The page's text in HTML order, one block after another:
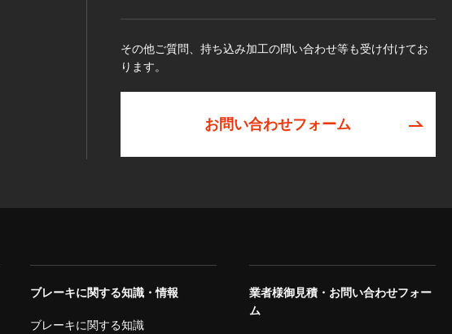
その他ご質問、持ち込み加工の問い合わせ等も受け付けてお
ります。
お問い合わせフォーム
ブレーキに関する知識・情報
ブレーキに関する知識
業者様御見積・お問い合わせフォー
ム